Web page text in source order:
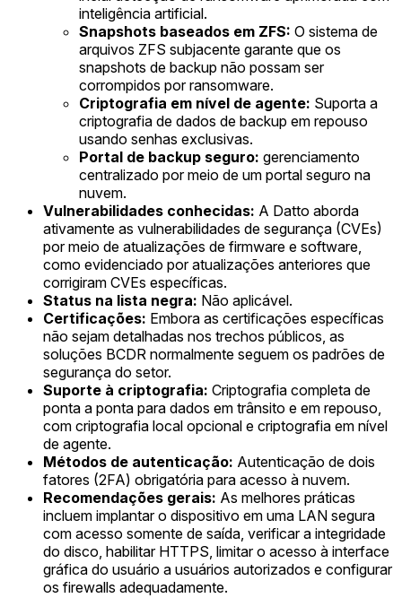
inteligência artificial.
Snapshots baseados em ZFS: O sistema de
arquivos ZFS subjacente garante que os
snapshots de backup não possam ser
corrompidos por ransomware.
Criptografia em nível de agente: Suporta a
criptografia de dados de backup em repouso
usando senhas exclusivas.
Portal de backup seguro: gerenciamento
centralizado por meio de um portal seguro na
nuvem.
Vulnerabilidades conhecidas: A Datto aborda
ativamente as vulnerabilidades de segurança (CVEs)
por meio de atualizações de firmware e software,
como evidenciado por atualizações anteriores que
corrigiram CVEs específicas.
Status na lista negra: Não aplicável.
Certificações: Embora as certificações específicas
não sejam detalhadas nos trechos públicos, as
soluções BCDR normalmente seguem os padrões de
segurança do setor.
Suporte à criptografia: Criptografia completa de
ponta a ponta para dados em trânsito e em repouso,
com criptografia local opcional e criptografia em nível
de agente.
Métodos de autenticação: Autenticação de dois
fatores (2FA) obrigatória para acesso à nuvem.
Recomendações gerais: As melhores práticas
incluem implantar o dispositivo em uma LAN segura
com acesso somente de saída, verificar a integridade
do disco, habilitar HTTPS, limitar o acesso à interface
gráfica do usuário a usuários autorizados e configurar
os firewalls adequadamente.